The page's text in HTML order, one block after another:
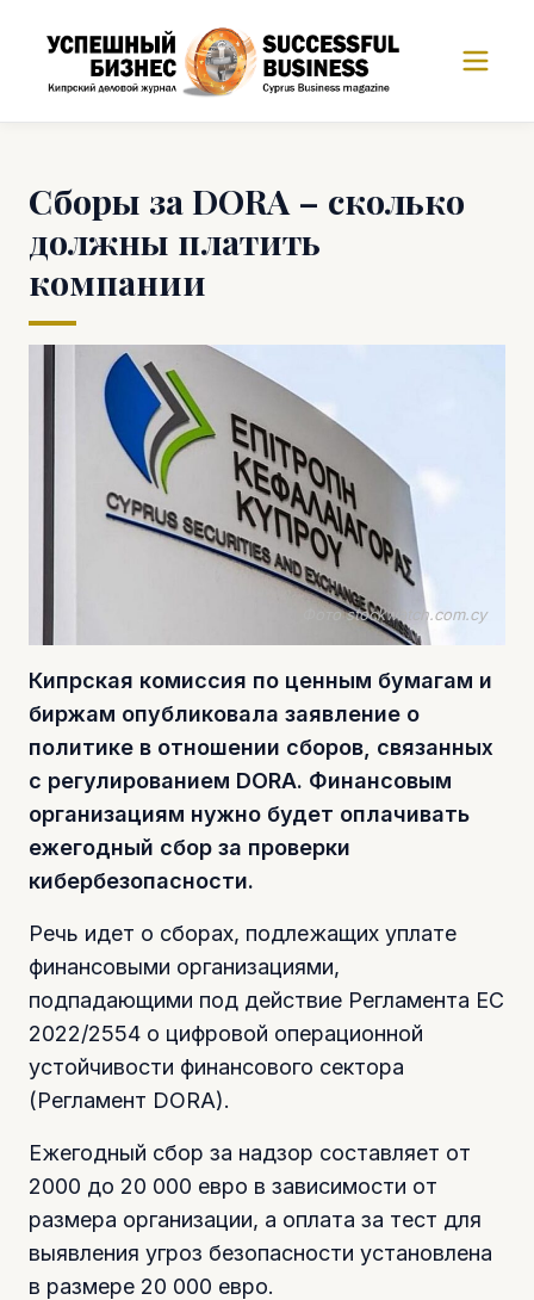
Сборы за DORA – сколько
должны платить
компании
Фото stockwatch.com.cy
Кипрская комиссия по ценным бумагам и
биржам опубликовала заявление о
политике в отношении сборов, связанных
с регулированием DORA. Финансовым
организациям нужно будет оплачивать
ежегодный сбор за проверки
кибербезопасности.
Речь идет о сборах, подлежащих уплате
финансовыми организациями,
подпадающими под действие Регламента ЕС
2022/2554 о цифровой операционной
устойчивости финансового сектора
(Регламент DORA).
Ежегодный сбор за надзор составляет от
2000 до 20 000 евро в зависимости от
размера организации, а оплата за тест для
выявления угроз безопасности установлена
в размере 20 000 евро.